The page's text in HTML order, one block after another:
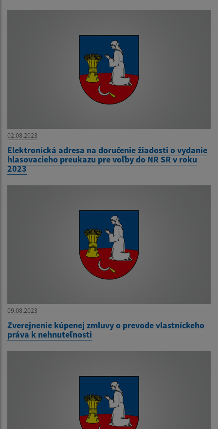
02.08.2023
Elektronická adresa na doručenie žiadosti o vydanie
hlasovacieho preukazu pre voľby do NR SR v roku
2023
09.08.2023
Zverejnenie kúpenej zmluvy o prevode vlastníckeho
práva k nehnuteľnosti